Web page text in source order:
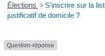
Élections > S'inscrire sur la
justificatif de domicile ?
Question-réponse